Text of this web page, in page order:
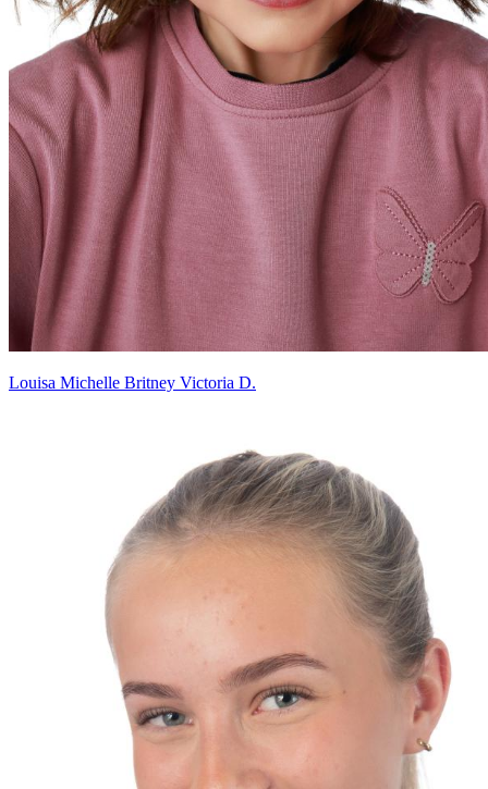
Louisa Michelle Britney Victoria D.